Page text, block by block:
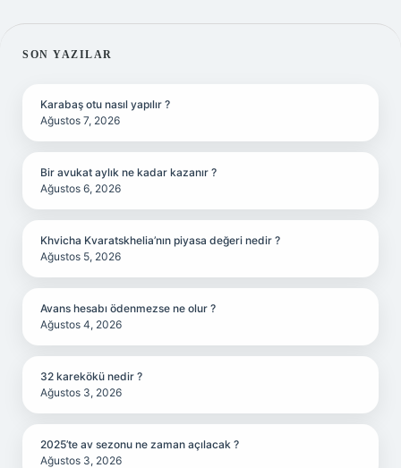
SIDEBAR
SON YAZILAR
Karabaş otu nasıl yapılır ?
Ağustos 7, 2026
Bir avukat aylık ne kadar kazanır ?
Ağustos 6, 2026
Khvicha Kvaratskhelia’nın piyasa değeri nedir ?
Ağustos 5, 2026
Avans hesabı ödenmezse ne olur ?
Ağustos 4, 2026
32 karekökü nedir ?
Ağustos 3, 2026
2025’te av sezonu ne zaman açılacak ?
Ağustos 3, 2026